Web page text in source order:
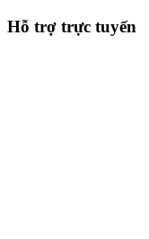
Hỗ trợ trực tuyến